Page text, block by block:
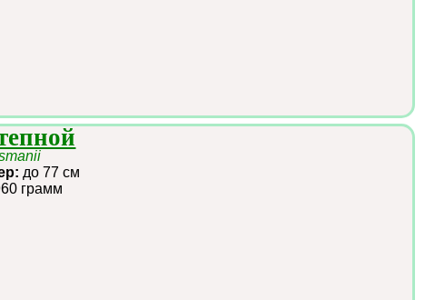
до 77 см
грамм